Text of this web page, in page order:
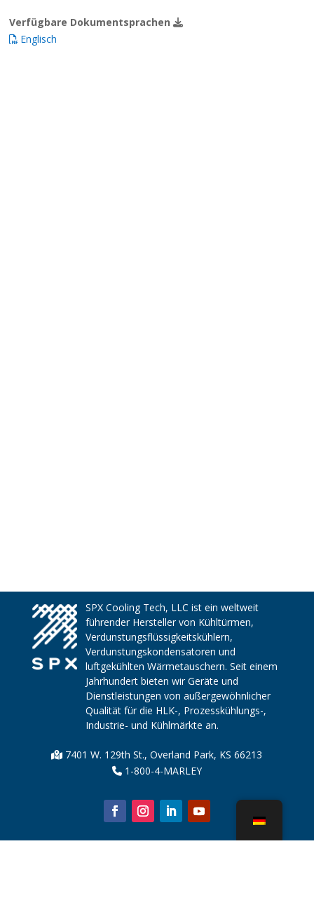
Verfügbare Dokumentsprachen
Englisch
SPX Cooling Tech, LLC ist ein weltweit
führender Hersteller von Kühltürmen,
Verdunstungsflüssigkeitskühlern,
Verdunstungskondensatoren und
luftgekühlten Wärmetauschern. Seit einem
Jahrhundert bieten wir Geräte und
Dienstleistungen von außergewöhnlicher
Qualität für die HLK-, Prozesskühlungs-,
Industrie- und Kühlmärkte an.
7401 W. 129th St., Overland Park, KS 66213
1-800-4-MARLEY